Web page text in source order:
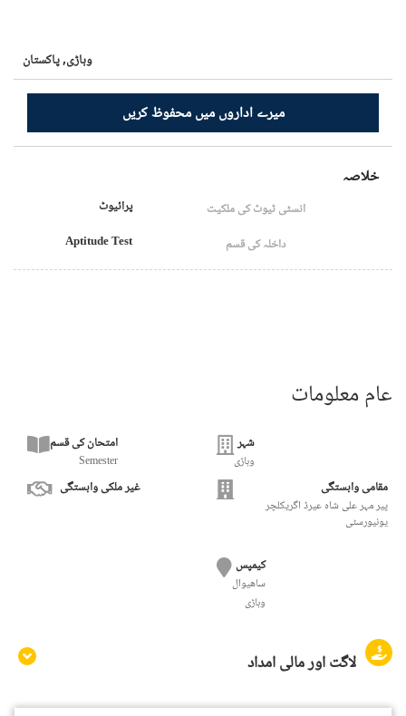
وہاڑی,پاکستان
میرے اداروں میں محفوظ کریں
خلاصہ
انسٹی ٹیوٹ کی ملکیت
پرائیوٹ
داخلہ کی قسم
Aptitude Test
عام معلومات
شہر
وہاڑی
امتحان کی قسم
Semester
مقامی وابستگی
پیر مہر علی شاہ عیرڈ اگریکلچر
یونیورسٹی
غیر ملکی وابستگی
کیمپس
ساھیوال
وہاڑی
لاگت اور مالی امداد